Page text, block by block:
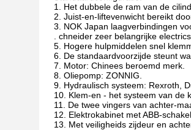
1. Het dubbele de ram van de
2. Juist-en-liftevenwicht bereikt
3. NOK Japan laagverbindingen
. chneider zeer belangrijke electrics
5. Hogere hulpmiddelen snel
6. De standaardvoorzijde steunt
7. Motor: Chinees beroemd merk.
8. Oliepomp: ZONNIG.
9. Hydraulisch systeem: Rexroth,
10. Klem-en - het systeem van de
11. De twee vingers van achter-
12. Elektrokabinet met ABB-
13. Met veiligheids zijdeur en